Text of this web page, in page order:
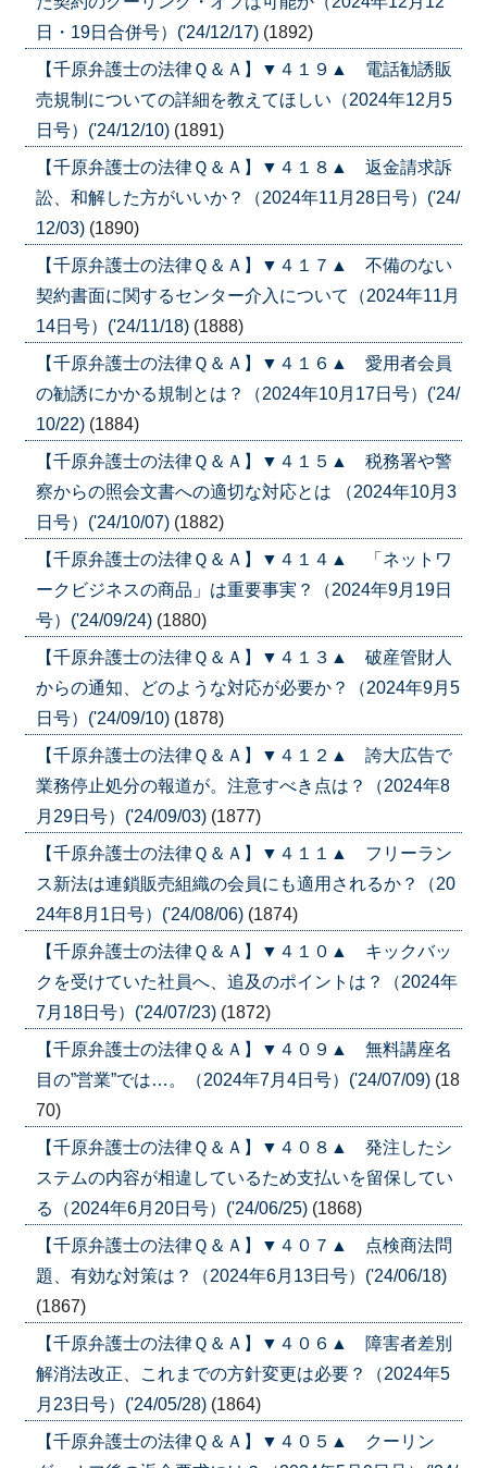
日・19日合併号）('24/12/17) (1892)
【千原弁護士の法律Ｑ＆Ａ】▼４１９▲ 電話勧誘販
売規制についての詳細を教えてほしい（2024年12月5
日号）('24/12/10) (1891)
【千原弁護士の法律Ｑ＆Ａ】▼４１８▲ 返金請求訴
訟、和解した方がいいか？（2024年11月28日号）('24/
12/03) (1890)
【千原弁護士の法律Ｑ＆Ａ】▼４１７▲ 不備のない
契約書面に関するセンター介入について（2024年11月
14日号）('24/11/18) (1888)
【千原弁護士の法律Ｑ＆Ａ】▼４１６▲ 愛用者会員
の勧誘にかかる規制とは？（2024年10月17日号）('24/
10/22) (1884)
【千原弁護士の法律Ｑ＆Ａ】▼４１５▲ 税務署や警
察からの照会文書への適切な対応とは （2024年10月3
日号）('24/10/07) (1882)
【千原弁護士の法律Ｑ＆Ａ】▼４１４▲ 「ネットワ
ークビジネスの商品」は重要事実？（2024年9月19日
号）('24/09/24) (1880)
【千原弁護士の法律Ｑ＆Ａ】▼４１３▲ 破産管財人
からの通知、どのような対応が必要か？（2024年9月5
日号）('24/09/10) (1878)
【千原弁護士の法律Ｑ＆Ａ】▼４１２▲ 誇大広告で
業務停止処分の報道が。注意すべき点は？（2024年8
月29日号）('24/09/03) (1877)
【千原弁護士の法律Ｑ＆Ａ】▼４１１▲ フリーラン
ス新法は連鎖販売組織の会員にも適用されるか？（20
24年8月1日号）('24/08/06) (1874)
【千原弁護士の法律Ｑ＆Ａ】▼４１０▲ キックバッ
クを受けていた社員へ、追及のポイントは？（2024年
7月18日号）('24/07/23) (1872)
【千原弁護士の法律Ｑ＆Ａ】▼４０９▲ 無料講座名
目の”営業”では…。（2024年7月4日号）('24/07/09) (18
70)
【千原弁護士の法律Ｑ＆Ａ】▼４０８▲ 発注したシ
ステムの内容が相違しているため支払いを留保してい
る（2024年6月20日号）('24/06/25) (1868)
【千原弁護士の法律Ｑ＆Ａ】▼４０７▲ 点検商法問
題、有効な対策は？（2024年6月13日号）('24/06/18)
(1867)
【千原弁護士の法律Ｑ＆Ａ】▼４０６▲ 障害者差別
解消法改正、これまでの方針変更は必要？（2024年5
月23日号）('24/05/28) (1864)
【千原弁護士の法律Ｑ＆Ａ】▼４０５▲ クーリン